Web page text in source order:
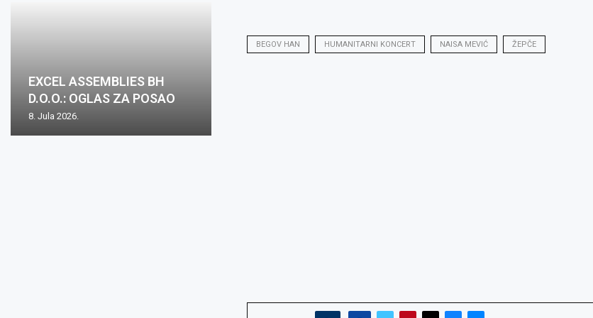
BEGOV HAN HUMANITARNI KONCERT NAISA MEVIĆ ŽEPČE
EXCEL ASSEMBLIES BH
D.O.O.: OGLAS ZA POSAO
8. Jula 2026.